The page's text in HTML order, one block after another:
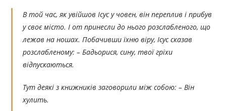
В той час, як увійшов Ісус у човен, він переплив і прибув
у своє місто. І от принесли до нього розслабленого, що
лежав на ношах. Побачивши їхню віру, Ісус сказав
розслабленому: – Бадьорися, сину, твої гріхи
відпускаються.
Тут деякі з книжників заговорили між собою: – Він
хулить.